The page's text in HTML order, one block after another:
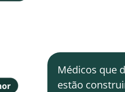
Médicos que
estão